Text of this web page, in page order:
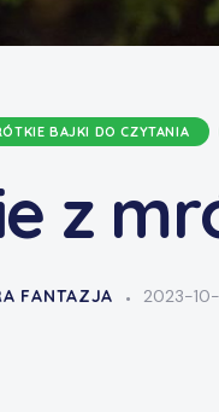
BAJKI DO CZYTANIA
z
FANTAZJA 2023-